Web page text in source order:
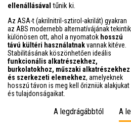
ellenállásával tűnik ki.
Az ASA-t (akrilnitril-sztirol-akrilát) gyakran
az ABS modernebb alternatívájának
különösen ott, ahol a nyomatok hosszú
távú kültéri használatnakvannak kitéve.
Stabilitásának köszönhetően ideális
funkcionális alkatrészekhez,
burkolatokhoz, műszaki alkatrészekhez
és szerkezeti elemekhez, amelyeknek
hosszú távon is meg kell őrizniük alakjukat
és tulajdonságaikat.
A legdrágábbtól A